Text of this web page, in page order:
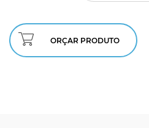
ORÇAR PRODUTO